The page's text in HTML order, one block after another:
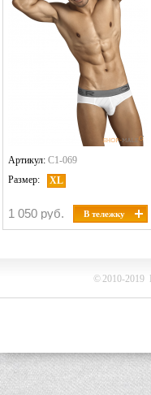
Артикул: C1-069
Размер:
XL
В тележку
1 050 руб.
©2010-2019